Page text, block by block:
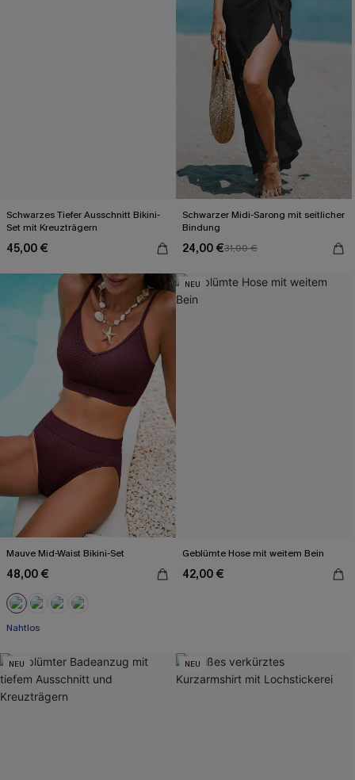
Schwarzes Tiefer Ausschnitt Bikini-
Set mit Kreuzträgern
45,00 €
Schwarzer Midi-Sarong mit seitlicher
Bindung
24,00 €31,00 €
Mauve Mid-Waist Bikini-Set
48,00 €
Nahtlos
NEU
Geblümte Hose mit weitem Bein
42,00 €
NEU NEU